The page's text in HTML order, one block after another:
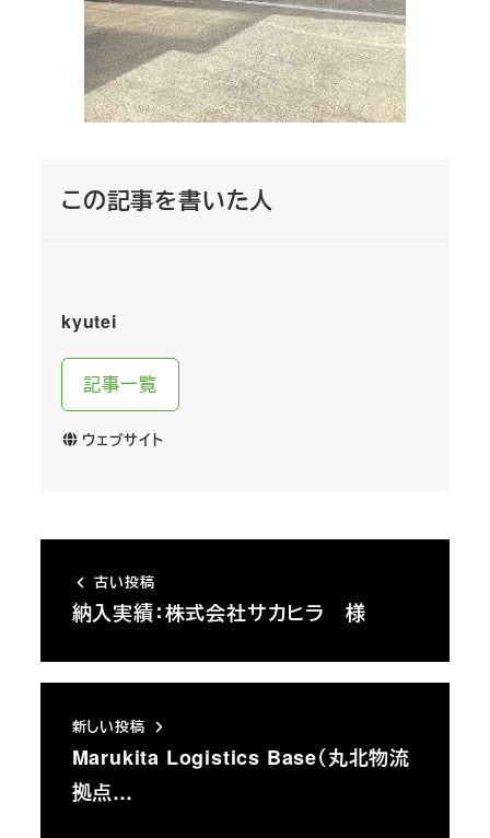
この記事を書いた人
kyutei
記事一覧
ウェブサイト
古い投稿
納入実績：株式会社サカヒラ 様
新しい投稿
Marukita Logistics Base（丸北物流
拠点…